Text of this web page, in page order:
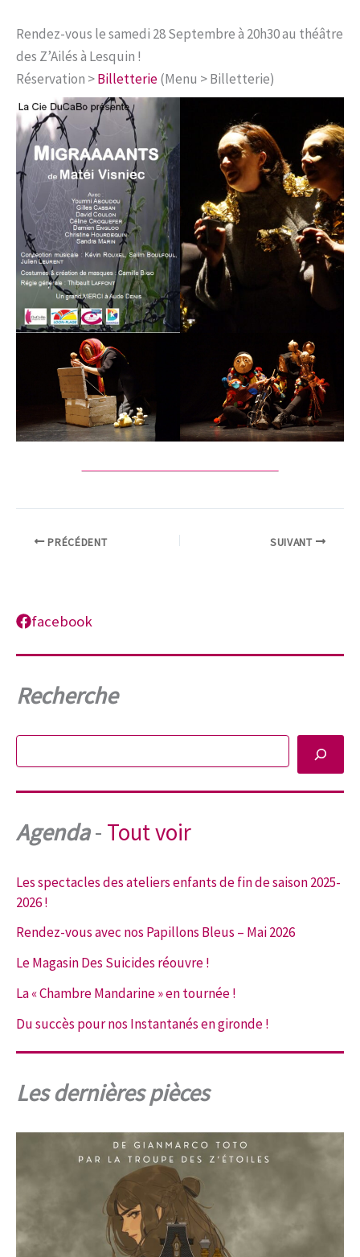
Rendez-vous le samedi 28 Septembre à 20h30 au théâtre
des Z’Ailés à Lesquin !
Réservation >Billetterie(Menu > Billetterie)
PRÉCÉDENT SUIVANT
facebook
Recherche
Rechercher
Agenda- Tout voir
Les spectacles des ateliers enfants de fin de saison 2025-
2026 !
Rendez-vous avec nos Papillons Bleus – Mai 2026
Le Magasin Des Suicides réouvre !
La « Chambre Mandarine » en tournée !
Du succès pour nos Instantanés en gironde !
Les dernières pièces